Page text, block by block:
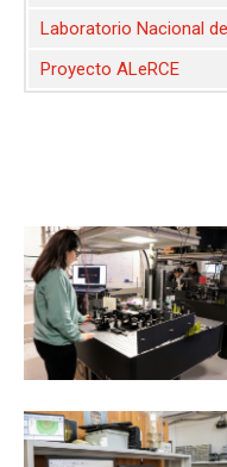
Laboratorio Nacional
Proyecto ALeRCE